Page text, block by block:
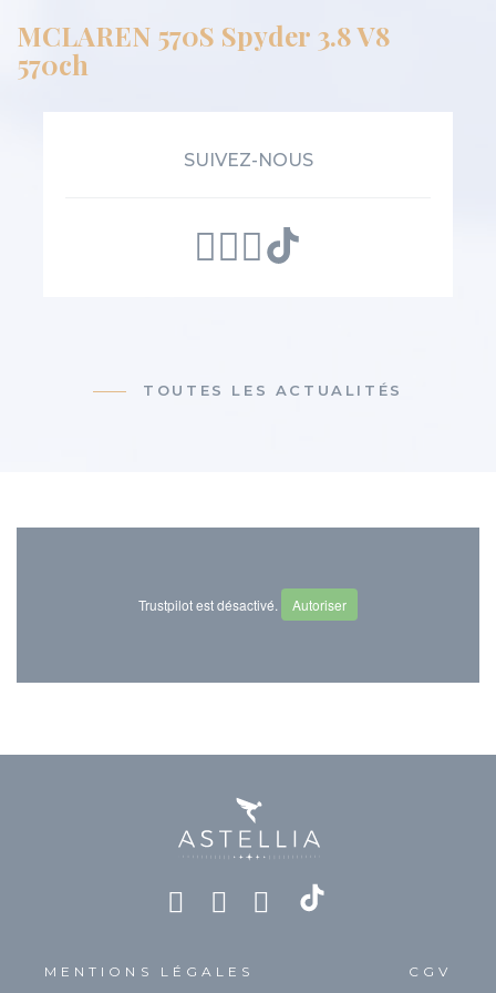
MCLAREN 570S Spyder 3.8 V8
570ch
SUIVEZ-NOUS
TOUTES LES ACTUALITÉS
Trustpilot est désactivé. Autoriser
MENTIONS LÉGALES CGV